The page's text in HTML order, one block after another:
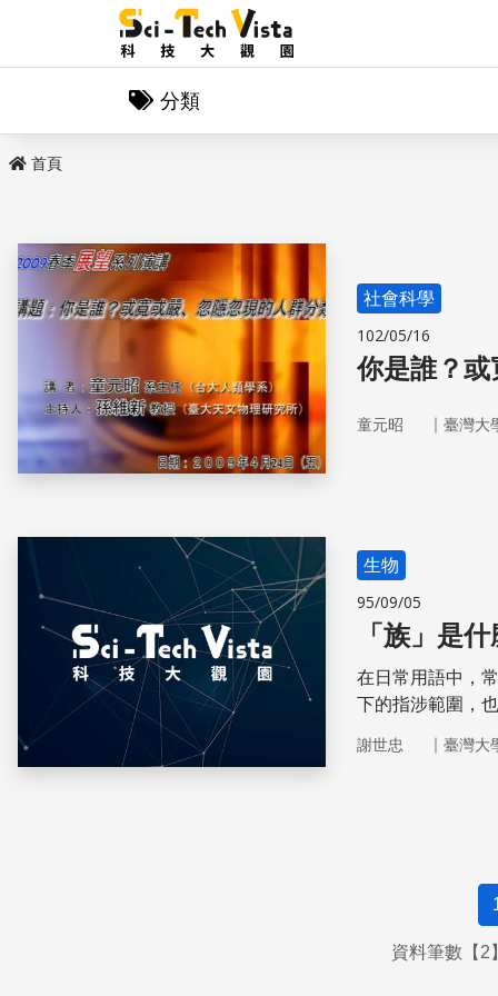
分類
首頁
社會科學
102/05/16
你是誰？
童元昭 ｜ 臺灣大
生物
95/09/05
「族」是
在日常用語中，
下的指涉範圍，
謝世忠 ｜ 臺灣大
資料筆數【2